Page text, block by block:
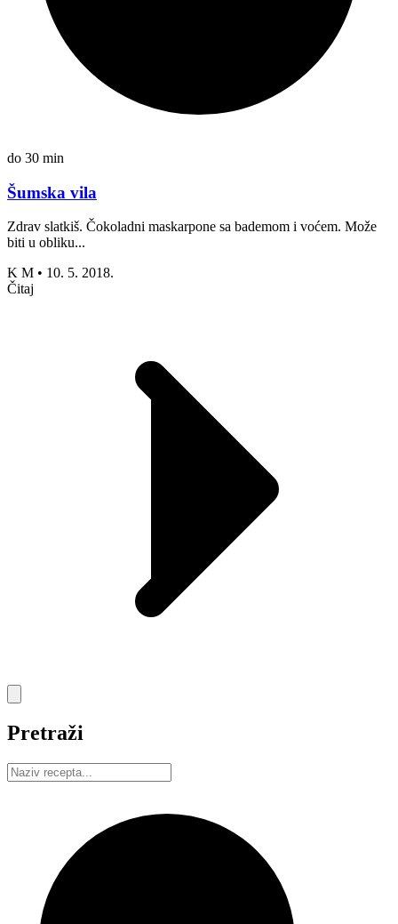
do 30 min
Šumska vila
Zdrav slatkiš. Čokoladni maskarpone sa bademom i voćem. Može
biti u obliku...
K M • 10. 5. 2018.
Čitaj
Pretraži